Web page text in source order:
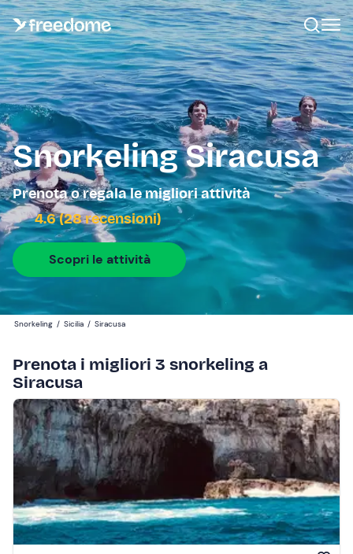
Snorkeling Siracusa
Prenota o regala le migliori attività
4.6 (28 recensioni)
Scopri le attività
Snorkeling / Sicilia / Siracusa
Prenota i migliori 3 snorkeling a
Siracusa